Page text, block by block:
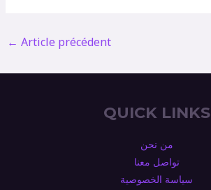
← Article précédent
QUICK LINKS
من نحن
تواصل معنا
سياسة الخصوصية